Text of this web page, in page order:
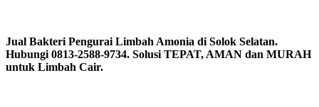
Jual Bakteri Pengurai Limbah Amonia di Solok Selatan.
Hubungi 0813-2588-9734. Solusi TEPAT, AMAN dan MURAH
untuk Limbah Cair.